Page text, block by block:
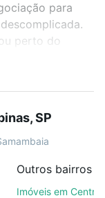
para
perto do
à venda em
conquistar
e você
e
SP
Outros bairros
Imóveis em Centro